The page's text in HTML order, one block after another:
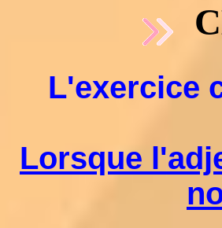
L'exercice
Lorsque